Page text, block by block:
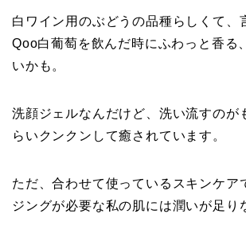
白ワイン用のぶどうの品種らしくて、
Qoo白葡萄を飲んだ時にふわっと香る
いかも。
洗顔ジェルなんだけど、洗い流すのが
らいクンクンして癒されています。
ただ、合わせて使っているスキンケア
ジングが必要な私の肌には潤いが足り